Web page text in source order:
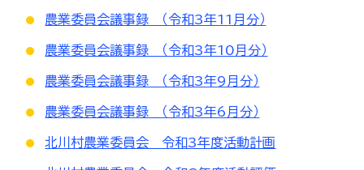
農業委員会議事録 （令和3年11月分）
農業委員会議事録 （令和3年10月分）
農業委員会議事録 （令和3年9月分）
農業委員会議事録 （令和3年6月分）
北川村農業委員会 令和3年度活動計画